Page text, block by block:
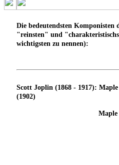
Die bedeutendsten Komponisten
"reinsten" und
wichtigsten zu nennen):
Scott Joplin (1868 - 1917):
(1902)
Maple